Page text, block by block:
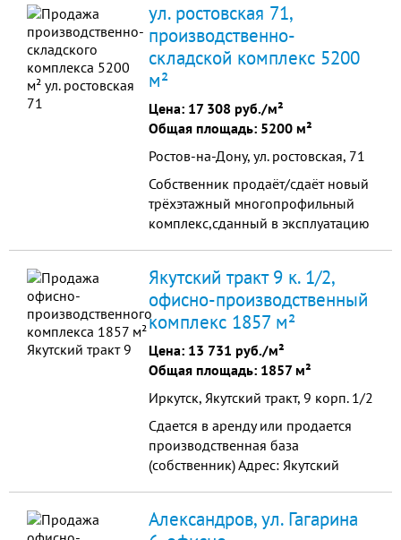
рублей.
ул. ростовская 71,
производственно-
складской комплекс 5200
м²
Цена: 17 308 руб./м²
Общая площадь: 5200 м²
Ростов-на-Дону, ул. ростовская, 71
Собственник продаёт/сдаёт новый
трёхэтажный многопрофильный
комплекс,сданный в эксплуатацию
Ростова-на-
Якутский тракт 9 к. 1/2,
офисно-производственный
комплекс 1857 м²
Цена: 13 731 руб./м²
Общая площадь: 1857 м²
Иркутск, Якутский тракт, 9 корп. 1/2
Сдается в аренду или продается
производственная база
(собственник) Адрес: Якутский
га. На участке расположены:
Александров, ул. Гагарина